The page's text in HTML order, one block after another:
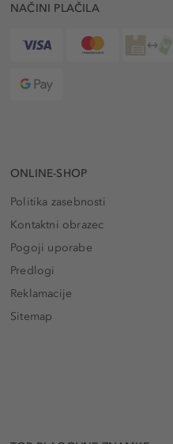
NAČINI PLAČILA
ONLINE-SHOP
Politika zasebnosti
Kontaktni obrazec
Pogoji uporabe
Predlogi
Reklamacije
Sitemap